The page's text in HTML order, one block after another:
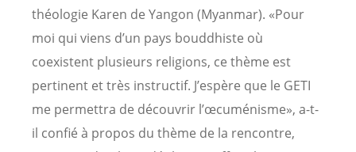
théologie Karen de Yangon (Myanmar). «Pour
moi qui viens d’un pays bouddhiste où
coexistent plusieurs religions, ce thème est
pertinent et très instructif. J’espère que le GETI
me permettra de découvrir l’œcuménisme», a-t-
il confié à propos du thème de la rencontre,